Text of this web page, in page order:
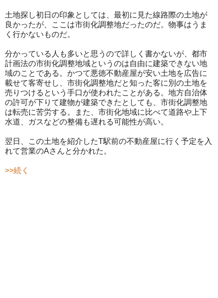
土地探し初日の印象としては、最初に見た線路際の土地が
良かったが、ここは市街化調整地だったのだ。物事はうま
く行かないものだ。
分かっている人も多いと思うので詳しく書かないが、都市
計画法の市街化調整地域というのは自由に建築できない地
域のことである。かつて悪徳不動産屋が安い土地を広告に
載せて客寄せし、市街化調整地だと知った客に別の土地を
売りつけるという手口が使われたことがある。地方自治体
の許可が下りて建物が建築できたとしても、市街化調整地
は転売に苦労する。また、市街化地域に比べて道路や上下
水道、ガスなどの整備も遅れる可能性が高い。
翌日、この土地を紹介したT駅前の不動産屋に行く予定を入
れて営業のAさんと分かれた。
>>続く